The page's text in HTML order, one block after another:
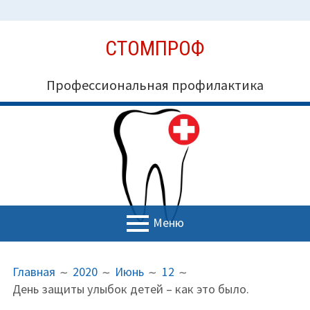
СТОМПРОФ
Профессиональная профилактика
Меню
МЕНЮ
Блог
НА
САЙТЕ
Главная 2020 Июнь
12
День защиты улыбок детей – как это было.